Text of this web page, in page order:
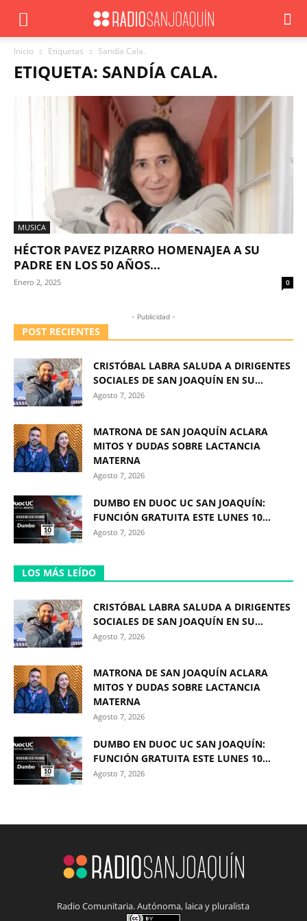
Inicio Etiquetas Sandía Cala.
ETIQUETA: SANDÍA CALA.
MUSICA
HÉCTOR PAVEZ PIZARRO HOMENAJEA A SU
PADRE EN LOS 50 AÑOS...
Enero 2, 2025 0
- Publicidad -
POST RECIENTES
CRISTÓBAL LABRA SALUDA A DIRIGENTES
SOCIALES DE SAN JOAQUÍN EN SU...
Agosto 7, 2026
MATRONA DE SAN JOAQUÍN ACLARA
MITOS Y DUDAS SOBRE LACTANCIA
MATERNA
Agosto 7, 2026
DUMBO EN DUOC UC SAN JOAQUÍN:
FUNCIÓN GRATUITA ESTE LUNES 10...
Agosto 7, 2026
LOS MÁS LEÍDO
CRISTÓBAL LABRA SALUDA A DIRIGENTES
SOCIALES DE SAN JOAQUÍN EN SU...
Agosto 7, 2026
MATRONA DE SAN JOAQUÍN ACLARA
MITOS Y DUDAS SOBRE LACTANCIA
MATERNA
Agosto 7, 2026
DUMBO EN DUOC UC SAN JOAQUÍN:
FUNCIÓN GRATUITA ESTE LUNES 10...
Agosto 7, 2026
Radio Comunitaria. Autónoma, laica y pluralista